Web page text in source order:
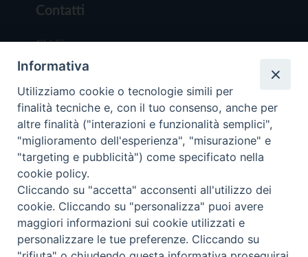
Contatti
Chi Siamo
Redazione
Scrivici
Copyright © 2019 - Tutti i diritti riservati - Vita
Trentina Editrice
Privacy Policy
Torna
Informativa
Utilizziamo cookie o tecnologie simili per
finalità tecniche e, con il tuo consenso, anche per
altre finalità ("interazioni e funzionalità semplici",
"miglioramento dell'esperienza", "misurazione" e
"targeting e pubblicità") come specificato nella
cookie policy.
Cliccando su "accetta" acconsenti all'utilizzo dei
cookie. Cliccando su "personalizza" puoi avere
maggiori informazioni sui cookie utilizzati e
personalizzare le tue preferenze. Cliccando su